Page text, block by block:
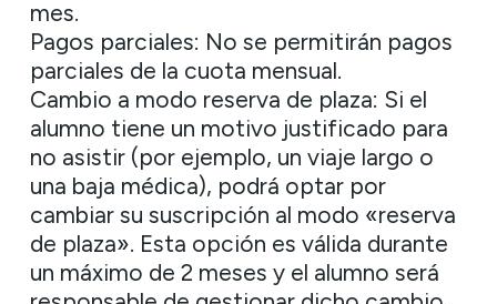
mes.
Pagos parciales: No se permitirán pagos
parciales de la cuota mensual.
Cambio a modo reserva de plaza: Si el
alumno tiene un motivo justificado para
no asistir (por ejemplo, un viaje largo o
una baja médica), podrá optar por
cambiar su suscripción al modo «reserva
de plaza». Esta opción es válida durante
un máximo de 2 meses y el alumno será